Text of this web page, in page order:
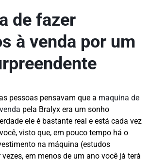
de fazer
à venda por um
pessoas pensavam que a maquina de
pela Bralyx era um sonho
ele é bastante real e está cada vez
visto que, em pouco tempo há o
na máquina (estudos
em menos de um ano você já terá